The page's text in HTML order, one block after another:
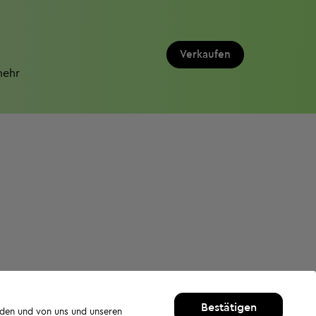
Verkaufen
und von uns und unseren Bestätigen